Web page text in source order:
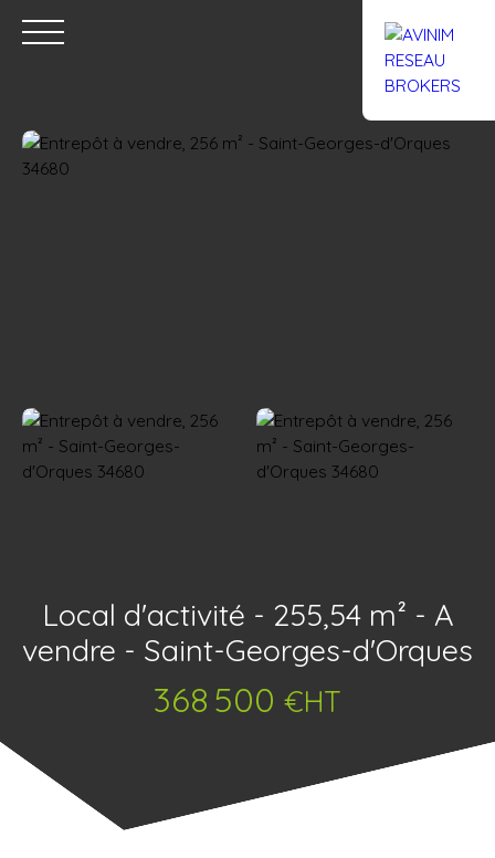
Local d'activité - 255,54 m² - A
vendre - Saint-Georges-d'Orques
368 500 €HT